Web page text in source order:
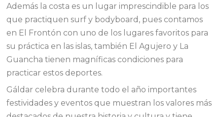
Además la costa es un lugar imprescindible para los
que practiquen surf y bodyboard, pues contamos
en El Frontón con uno de los lugares favoritos para
su práctica en las islas, también El Agujero y La
Guancha tienen magníficas condiciones para
practicar estos deportes.
Gáldar celebra durante todo el año importantes
festividades y eventos que muestran los valores más